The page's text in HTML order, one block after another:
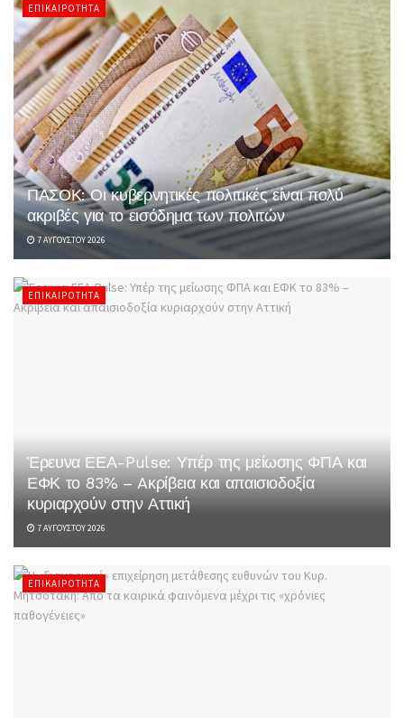
ΕΠΙΚΑΙΡΌΤΗΤΑ
ΠΑΣΟΚ: Οι κυβερνητικές πολιτικές είναι πολύ
ακριβές για το εισόδημα των πολιτών
7 ΑΥΓΟΎΣΤΟΥ 2026
ΕΠΙΚΑΙΡΌΤΗΤΑ
Έρευνα ΕΕΑ-Pulse: Υπέρ της μείωσης ΦΠΑ και
ΕΦΚ το 83% – Aκρίβεια και απαισιοδοξία
κυριαρχούν στην Αττική
7 ΑΥΓΟΎΣΤΟΥ 2026
ΕΠΙΚΑΙΡΌΤΗΤΑ